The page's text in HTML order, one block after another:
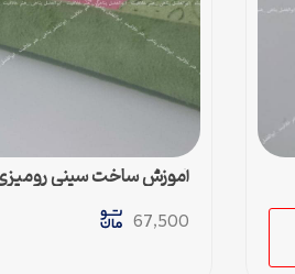
آموزش ساخت سینی رومیزی
67,500